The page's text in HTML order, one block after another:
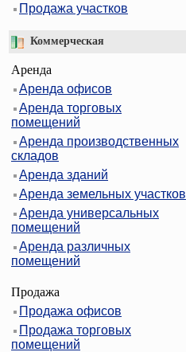
Продажа участков
Коммерческая
Аренда
Аренда офисов
Аренда торговых
помещений
Аренда производственных
складов
Аренда зданий
Аренда земельных участков
Аренда универсальных
помещений
Аренда различных
помещений
Продажа
Продажа офисов
Продажа торговых
помещений